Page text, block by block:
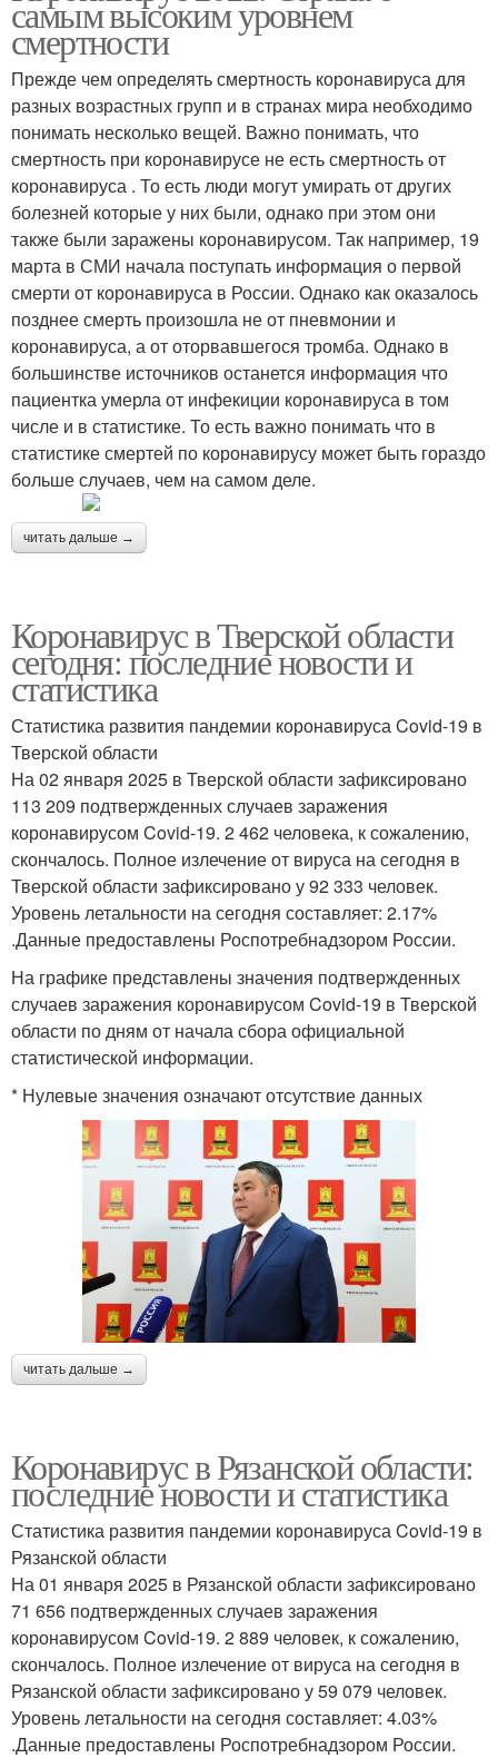
самым высоким уровнем
смертности
Прежде чем определять смертность коронавируса для
разных возрастных групп и в странах мира необходимо
понимать несколько вещей. Важно понимать, что
смертность при коронавирусе не есть смертность от
коронавируса . То есть люди могут умирать от других
болезней которые у них были, однако при этом они
также были заражены коронавирусом. Так например, 19
марта в СМИ начала поступать информация о первой
смерти от коронавируса в России. Однако как оказалось
позднее смерть произошла не от пневмонии и
коронавируса, а от оторвавшегося тромба. Однако в
большинстве источников останется информация что
пациентка умерла от инфекиции коронавируса в том
числе и в статистике. То есть важно понимать что в
статистике смертей по коронавирусу может быть гораздо
больше случаев, чем на самом деле.
читать дальше →
Коронавирус в Тверской области
сегодня: последние новости и
статистика
Статистика развития пандемии коронавируса Covid-19 в
Тверской области
На 02 января 2025 в Тверской области зафиксировано
113 209 подтвержденных случаев заражения
коронавирусом Covid-19. 2 462 человека, к сожалению,
скончалось. Полное излечение от вируса на сегодня в
Тверской области зафиксировано у 92 333 человек.
Уровень летальности на сегодня составляет: 2.17%
.Данные предоставлены Роспотребнадзором России.
На графике представлены значения подтвержденных
случаев заражения коронавирусом Covid-19 в Тверской
области по дням от начала сбора официальной
статистической информации.
* Нулевые значения означают отсутствие данных
читать дальше →
Коронавирус в Рязанской области:
последние новости и статистика
Статистика развития пандемии коронавируса Covid-19 в
Рязанской области
На 01 января 2025 в Рязанской области зафиксировано
71 656 подтвержденных случаев заражения
коронавирусом Covid-19. 2 889 человек, к сожалению,
скончалось. Полное излечение от вируса на сегодня в
Рязанской области зафиксировано у 59 079 человек.
Уровень летальности на сегодня составляет: 4.03%
.Данные предоставлены Роспотребнадзором России.